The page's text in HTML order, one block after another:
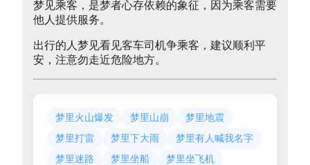
梦见乘客，是梦者心存依赖的象征，因为乘客需要
他人提供服务。
出行的人梦见看见客车司机争乘客，建议顺利平
安，注意勿走近危险地方。
梦里火山爆发 梦里山崩
梦里地震
梦里打雷
梦里下大雨
梦里有人喊我名字
梦里迷路
梦里坐船 梦里坐飞机